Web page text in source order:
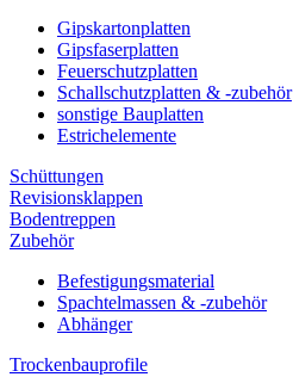
Gipskartonplatten
Gipsfaserplatten
Feuerschutzplatten
Schallschutzplatten & -zubehör
sonstige Bauplatten
Estrichelemente
Schüttungen
Revisionsklappen
Bodentreppen
Zubehör
Befestigungsmaterial
Spachtelmassen & -zubehör
Abhänger
Trockenbauprofile